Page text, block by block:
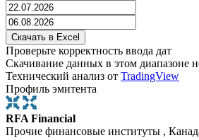
Проверьте корректность ввода дат
Скачивание данных в этом диапазоне
Технический анализ от TradingView
Профиль эмитента
RFA Financial
Прочие финансовые институты ,